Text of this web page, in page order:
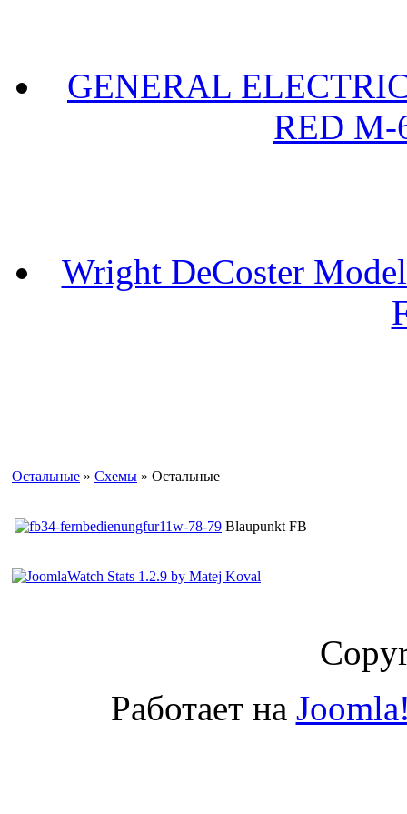
GENERAL
RED M-
Wright DeCoster
Остальные » Схемы » Остальные
Blaupunkt FB
Работает на